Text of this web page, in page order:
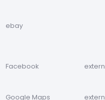
ebay
Facebook extern
Google Maps extern